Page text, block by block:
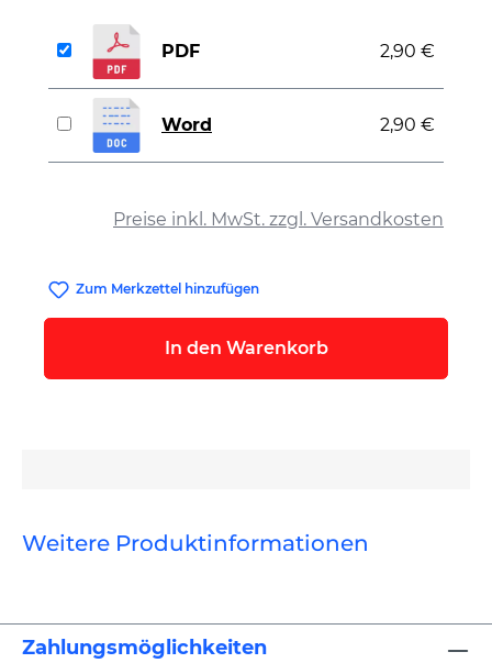
Preise inkl. MwSt. zzgl. Versandkosten
PDF 2,90 €
Word 2,90 €
Zum Merkzettel hinzufügen
In den Warenkorb
Weitere Produktinformationen
Zahlungsmöglichkeiten